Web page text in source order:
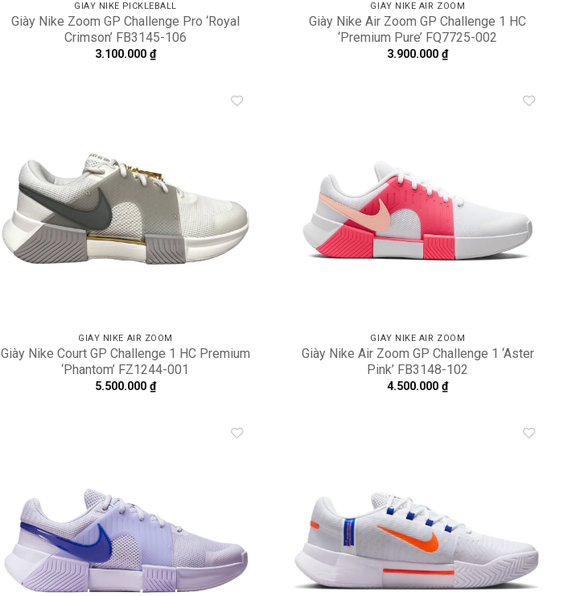
GIÀY NIKE PICKLEBALL
Giày Nike Zoom GP Challenge Pro ‘Royal
Crimson’ FB3145-106
3.100.000 ₫
GIÀY NIKE AIR ZOOM
Giày Nike Air Zoom GP Challenge 1 HC
‘Premium Pure’ FQ7725-002
3.900.000₫
GIÀY NIKE AIR ZOOM
Giày Nike Court GP Challenge 1 HC Premium
‘Phantom’ FZ1244-001
5.500.000 ₫
GIÀY NIKE AIR ZOOM
Giày Nike Air Zoom GP Challenge 1 ‘Aster
Pink’ FB3148-102
4.500.000₫